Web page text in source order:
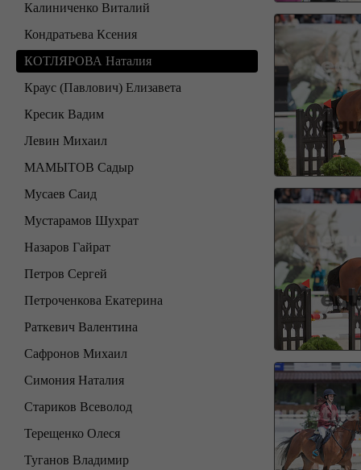
Калиниченко Виталий
Кондратьева Ксения
КОТЛЯРОВА Наталия
Краус (Павлович) Елизавета
Кресик Вадим
Левин Михаил
МАМЫТОВ Садыр
Мусаев Саид
Мустарамов Шухрат
Назаров Гайрат
Петров Сергей
Петроченкова Екатерина
Раткевич Валентина
Сафронов Михаил
Симония Наталия
Стариков Всеволод
Терещенко Олеся
Туганов Владимир